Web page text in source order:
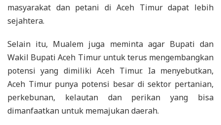
masyarakat dan petani di Aceh Timur dapat lebih
sejahtera.
Selain itu, Mualem juga meminta agar Bupati dan
Wakil Bupati Aceh Timur untuk terus mengembangkan
potensi yang dimiliki Aceh Timur. Ia menyebutkan,
Aceh Timur punya potensi besar di sektor pertanian,
perkebunan, kelautan dan perikan yang bisa
dimanfaatkan untuk memajukan daerah.